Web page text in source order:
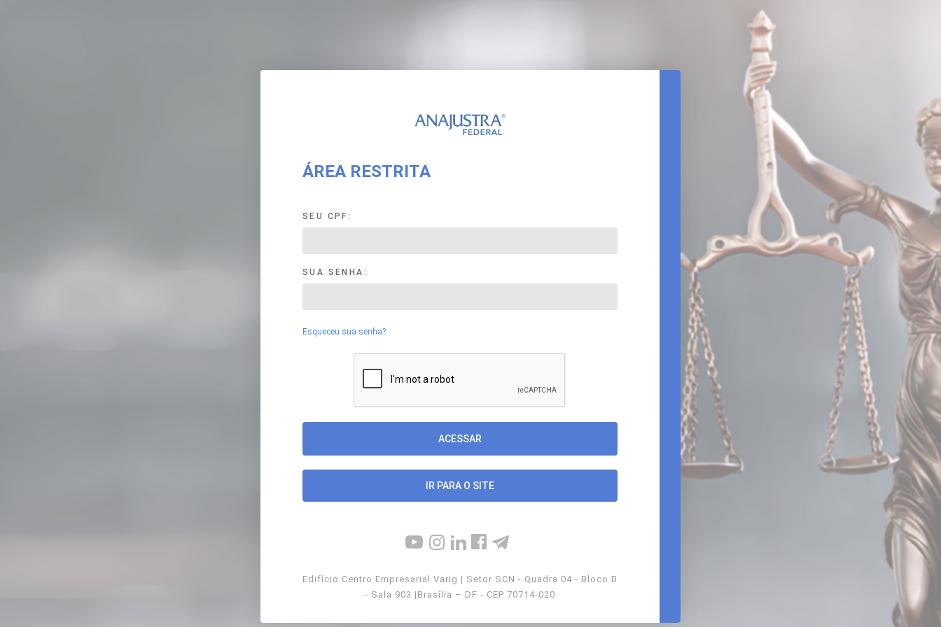
ÁREA RESTRITA
SEU CPF:
SUA SENHA:
Esqueceu sua senha?
IR PARA O SITE
Edifício Centro Empresarial Varig | Setor SCN - Quadra 04 - Bloco B
- Sala 903 |Brasília – DF - CEP 70714-020
REDEFINIÇÃO DE SENHA
DATA DE NASCIMENTO
REENVIAR
Edifício Centro Empresarial Varig | Setor SCN -
Bloco B - Sala 903 |Brasília – DF - CEP